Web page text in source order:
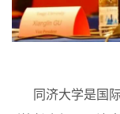
同济大学是国